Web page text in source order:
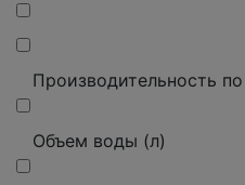
Производительность
Объем воды (л)